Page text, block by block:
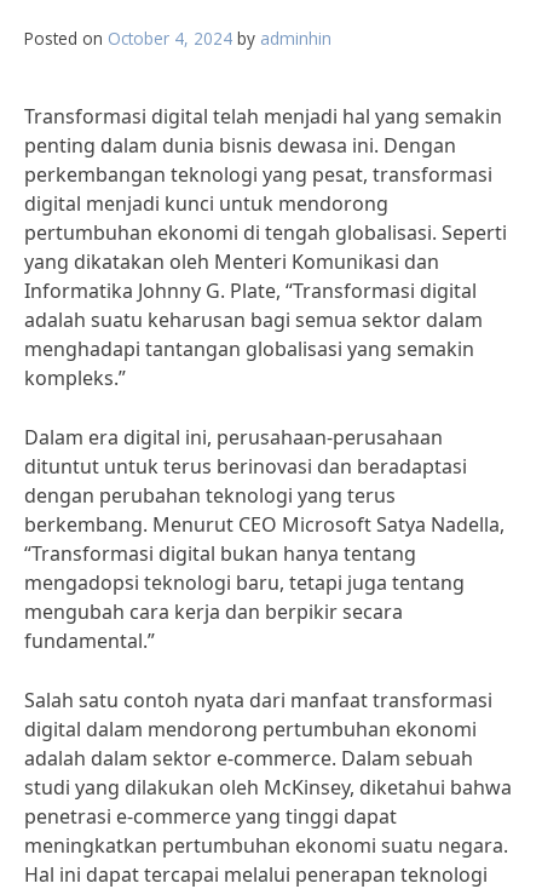
Posted on October 4, 2024 by adminhin
Transformasi digital telah menjadi hal yang semakin
penting dalam dunia bisnis dewasa ini. Dengan
perkembangan teknologi yang pesat, transformasi
digital menjadi kunci untuk mendorong
pertumbuhan ekonomi di tengah globalisasi. Seperti
yang dikatakan oleh Menteri Komunikasi dan
Informatika Johnny G. Plate, “Transformasi digital
adalah suatu keharusan bagi semua sektor dalam
menghadapi tantangan globalisasi yang semakin
kompleks.”
Dalam era digital ini, perusahaan-perusahaan
dituntut untuk terus berinovasi dan beradaptasi
dengan perubahan teknologi yang terus
berkembang. Menurut CEO Microsoft Satya Nadella,
“Transformasi digital bukan hanya tentang
mengadopsi teknologi baru, tetapi juga tentang
mengubah cara kerja dan berpikir secara
fundamental.”
Salah satu contoh nyata dari manfaat transformasi
digital dalam mendorong pertumbuhan ekonomi
adalah dalam sektor e-commerce. Dalam sebuah
studi yang dilakukan oleh McKinsey, diketahui bahwa
penetrasi e-commerce yang tinggi dapat
meningkatkan pertumbuhan ekonomi suatu negara.
Hal ini dapat tercapai melalui penerapan teknologi